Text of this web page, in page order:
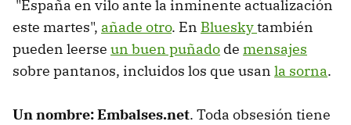
"España en vilo ante la inminente actualización
este martes", añade otro. En Blueskytambién
pueden leerse un buen puñado de mensajes
sobre pantanos, incluidos los que usan la sorna.
Un nombre: Embalses.net. Toda obsesión tiene